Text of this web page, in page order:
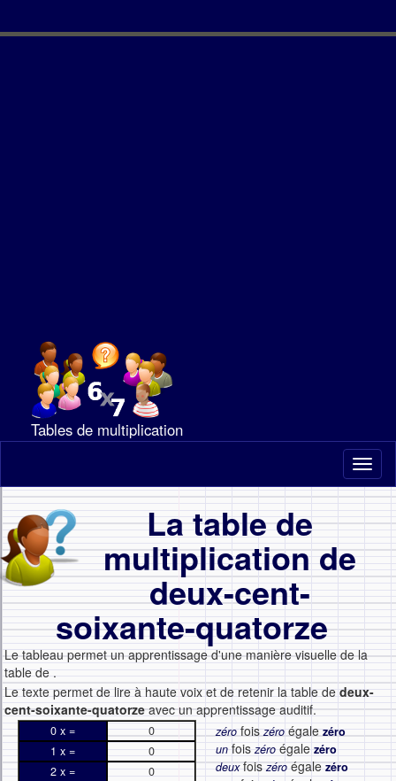
Tables de multiplication
La table de
multiplication de
deux-cent-
soixante-quatorze
Le tableau permet un apprentissage d'une manière visuelle de la
table de .
Le texte permet de lire à haute voix et de retenir la table de deux-
cent-soixante-quatorzeavec un apprentissage auditif.
0 x =
0
1 x =
0
2 x =
0
zérofoiszéroégalezéro
un foiszéro égale zéro
deuxfoiszéroégalezéro